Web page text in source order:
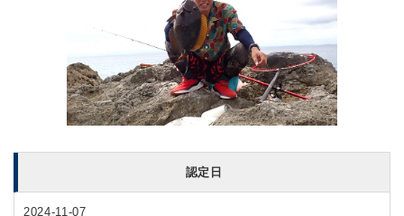
認定日
2024-11-07